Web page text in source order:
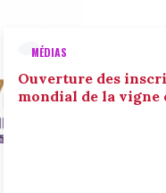
MÉDIAS
Ouverture des
mondial de la vigne